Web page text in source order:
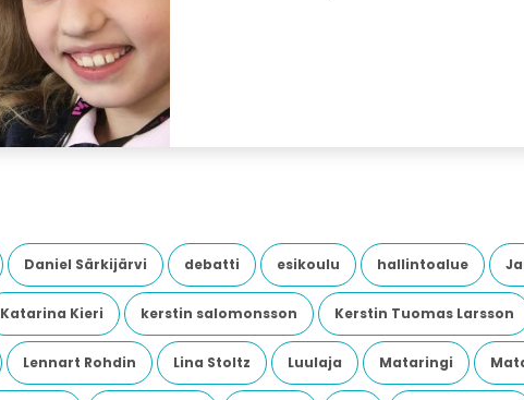
Daniel Särkijärvi debatti esikoulu hallintoalue
Katarina Kieri kerstin salomonsson Kerstin Tuomas Larsson
Lennart Rohdin Lina Stoltz Luulaja Mataringi